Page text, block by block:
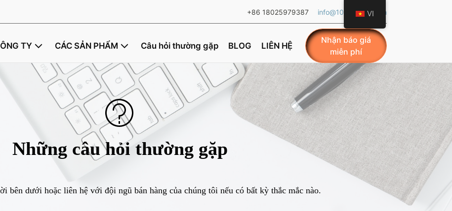
+86 18025979387 info@101ledlight.com
TY CÁC SẢN PHẨM Câu hỏi thường gặp BLOG LIÊN HỆ
Nhận báo giá
miễn phí
Những câu hỏi thường gặp
bên dưới hoặc liên hệ với đội ngũ bán hàng của chúng tôi nếu có bất kỳ thắc mắc nào.
VI